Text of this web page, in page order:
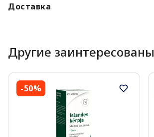
Доставка
Другие заинтересованы
-50%